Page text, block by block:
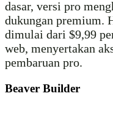
dasar, versi pro
dukungan premium.
dimulai dari $9,99
web, menyertakan
pembaruan pro.
Beaver Builder